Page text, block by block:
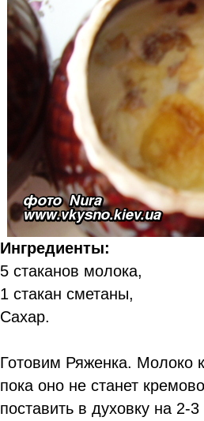
Ингредиенты:
5 стаканов молока,
1 стакан сметаны,
Сахар.
Готовим Ряженка. Молоко
пока оно не станет
поставить в духовку на 2-